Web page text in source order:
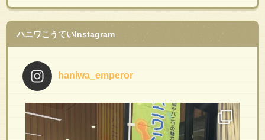
ハニワこうていInstagram
haniwa_emperor